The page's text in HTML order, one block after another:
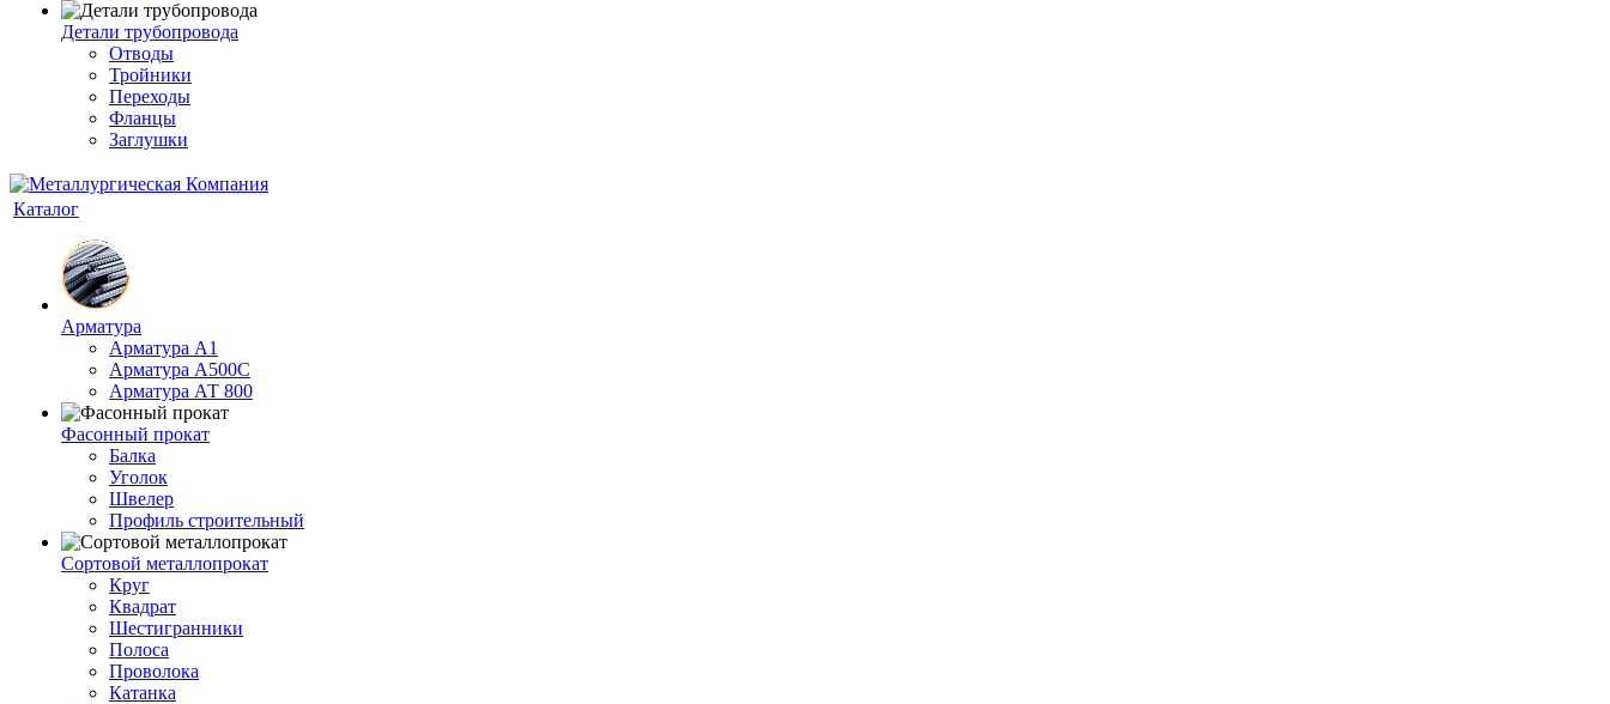
Детали трубопровода
Отводы
Тройники
Переходы
Фланцы
Заглушки
Каталог
Арматура
Арматура А1
Арматура А500С
Арматура АТ 800
Фасонный прокат
Балка
Уголок
Швелер
Профиль строительный
Сортовой металлопрокат
Круг
Квадрат
Шестигранники
Полоса
Проволока
Катанка